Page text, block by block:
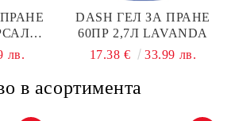
лв.
DASH ГЕЛ ЗА ПРАНЕ
60ПР 2,7Л LAVANDA
17.38 €
33.99 лв.
в асортимента